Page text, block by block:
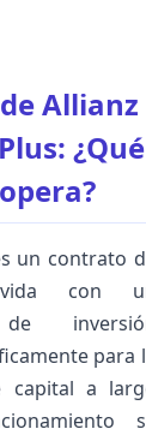
Allianz
¿Qué
un contrato
con
de
para
capital a